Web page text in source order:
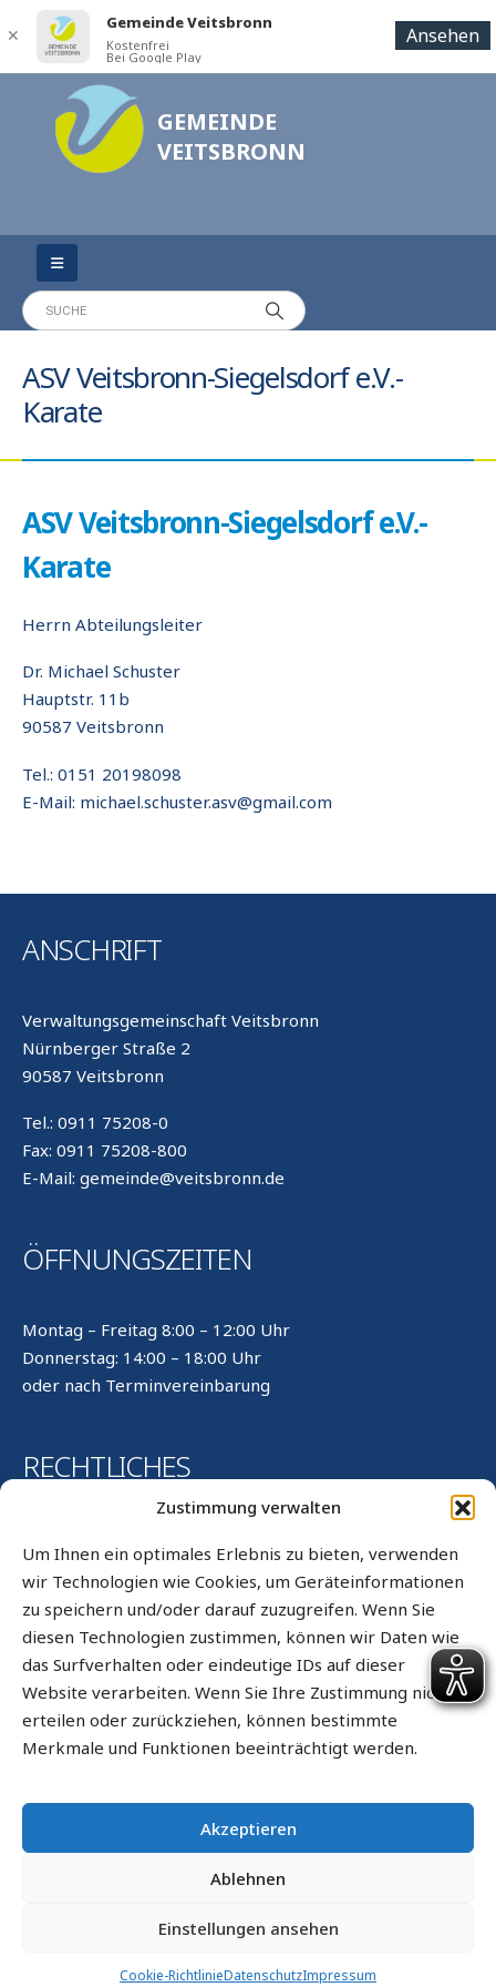
Zustimmung verwalten
Um Ihnen ein optimales Erlebnis zu bieten, verwenden
wir Technologien wie Cookies, um Geräteinformationen
zu speichern und/oder darauf zuzugreifen. Wenn Sie
diesen Technologien zustimmen, können wir Daten wie
das Surfverhalten oder eindeutige IDs auf dieser
Website verarbeiten. Wenn Sie Ihre Zustimmung nicht
erteilen oder zurückziehen, können bestimmte
Merkmale und Funktionen beeinträchtigt werden.
Akzeptieren
Ablehnen
Einstellungen ansehen
Cookie-RichtlinieDatenschutzImpressum
GEMEINDE
VEITSBRONN
ASV Veitsbronn-Siegelsdorf e.V.-
Karate
ASV Veitsbronn-Siegelsdorf e.V.-
Karate
Herrn Abteilungsleiter
Dr. Michael Schuster
Hauptstr. 11b
90587 Veitsbronn
Tel.: 0151 20198098
E-Mail: michael.schuster.asv@gmail.com
ANSCHRIFT
Verwaltungsgemeinschaft Veitsbronn
Nürnberger Straße 2
90587 Veitsbronn
Tel.: 0911 75208-0
Fax: 0911 75208-800
E-Mail: gemeinde@veitsbronn.de
ÖFFNUNGSZEITEN
Montag – Freitag 8:00 – 12:00 Uhr
Donnerstag: 14:00 – 18:00 Uhr
oder nach Terminvereinbarung
RECHTLICHES
Impressum
Datenschutz
Datenschutz WhatsApp
Cookie-Richtlinie (EU)
Sitemap
Informationen in leichter Sprache
✕
Gemeinde Veitsbronn
Kostenfrei
Bei Google Play
Ansehen